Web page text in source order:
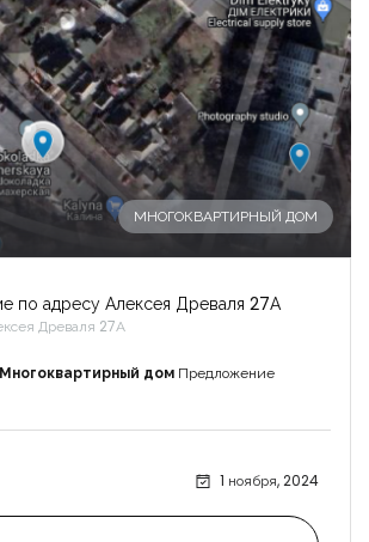
МНОГОКВАРТИРНЫЙ ДОМ
по адресу Алексея Древаля 27А
Древаля 27А
Многоквартирный дом Предложение
1 ноября, 2024